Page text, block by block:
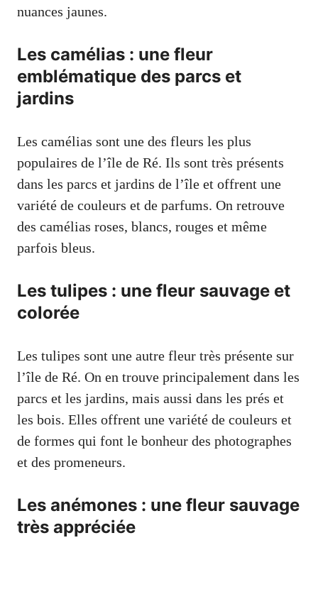
nuances jaunes.
Les camélias : une fleur
emblématique des parcs et
jardins
Les camélias sont une des fleurs les plus
populaires de l’île de Ré. Ils sont très présents
dans les parcs et jardins de l’île et offrent une
variété de couleurs et de parfums. On retrouve
des camélias roses, blancs, rouges et même
parfois bleus.
Les tulipes : une fleur sauvage et
colorée
Les tulipes sont une autre fleur très présente sur
l’île de Ré. On en trouve principalement dans les
parcs et les jardins, mais aussi dans les prés et
les bois. Elles offrent une variété de couleurs et
de formes qui font le bonheur des photographes
et des promeneurs.
Les anémones : une fleur sauvage
très appréciée